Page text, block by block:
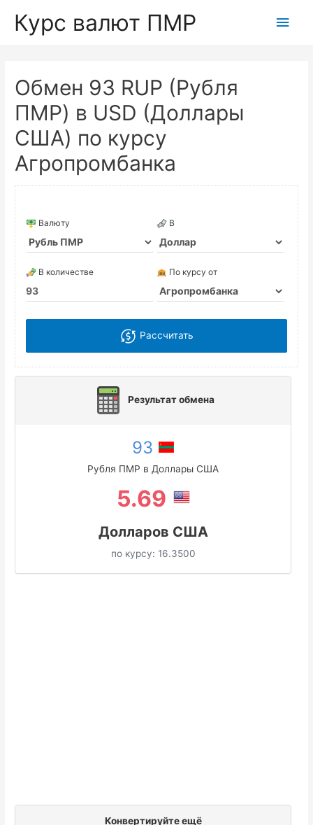
Курс валют ПМР
Обмен 93 RUP (Рубля
ПМР) в USD (Доллары
США) по курсу
Агропромбанка
Валюту В
В количестве По курсу от
Рассчитать
Результат обмена
93
Рубля ПМР в Доллары США
5.69
Долларов США
по курсу: 16.3500
Конвертируйте ещё